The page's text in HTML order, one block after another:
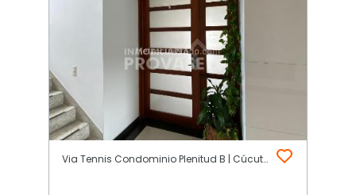
Via Tennis Condominio Plenitud B | Cúcuta